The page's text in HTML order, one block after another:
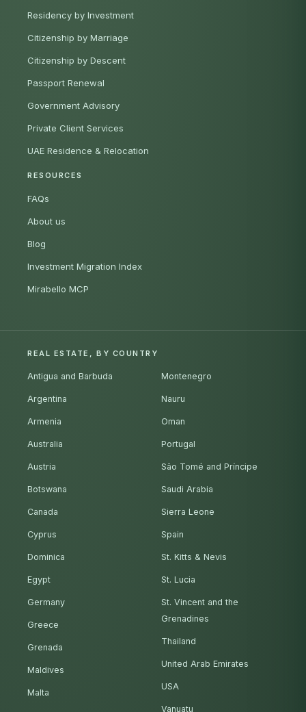
Residency by Investment
Citizenship by Marriage
Citizenship by Descent
Passport Renewal
Government Advisory
Private Client Services
UAE Residence & Relocation
RESOURCES
FAQs
About us
Blog
Investment Migration Index
Mirabello MCP
REAL ESTATE, BY COUNTRY
Antigua and Barbuda
Argentina
Armenia
Australia
Austria
Botswana
Canada
Cyprus
Dominica
Egypt
Germany
Greece
Grenada
Maldives
Malta
Montenegro
Nauru
Oman
Portugal
São Tomé and Príncipe
Saudi Arabia
Sierra Leone
Spain
St. Kitts & Nevis
St. Lucia
St. Vincent and the
Grenadines
Thailand
United Arab Emirates
USA
Vanuatu